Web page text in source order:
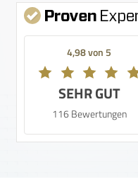
4,98 von 5
SEHR GUT
116 Bewertungen